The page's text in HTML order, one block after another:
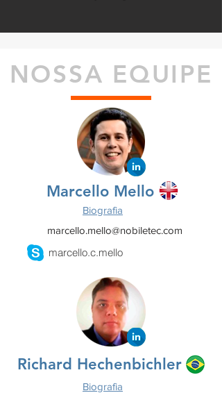
NOSSA EQUIPE
Marcello Mello
marcello.mello@nobiletec.com
marcello.c.mello
Biografia
Richard Hechenbichler
Biografia